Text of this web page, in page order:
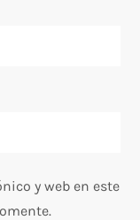
y web en este